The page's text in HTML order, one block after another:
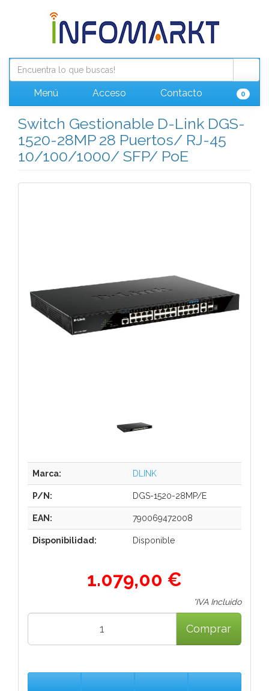
Menú Acceso Contacto 0
Switch Gestionable D-Link DGS-
1520-28MP 28 Puertos/ RJ-45
10/100/1000/ SFP/ PoE
Marca: DLINK
P/N: DGS-1520-28MP/E
EAN: 790069472008
Disponibilidad: Disponible
1.079,00 €
*IVA Incluido
Comprar